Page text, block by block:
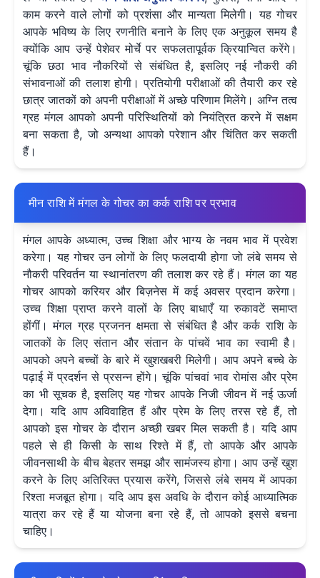
काम करने वाले लोगों को प्रशंसा और मान्यता मिलेगी। यह गोचर
आपके भविष्य के लिए रणनीति बनाने के लिए एक अनुकूल समय है
क्योंकि आप उन्हें पेशेवर मोर्चे पर सफलतापूर्वक क्रियान्वित करेंगे।
चूंकि छठा भाव नौकरियों से संबंधित है, इसलिए नई नौकरी की
संभावनाओं की तलाश होगी। प्रतियोगी परीक्षाओं की तैयारी कर रहे
छात्र जातकों को अपनी परीक्षाओं में अच्छे परिणाम मिलेंगे। अग्नि तत्व
ग्रह मंगल आपको अपनी परिस्थितियों को नियंत्रित करने में सक्षम
बना सकता है, जो अन्यथा आपको परेशान और चिंतित कर सकती
हैं।
मीन राशि में मंगल के गोचर का कर्क राशि पर प्रभाव
मंगल आपके अध्यात्म, उच्च शिक्षा और भाग्य के नवम भाव में प्रवेश
करेगा। यह गोचर उन लोगों के लिए फलदायी होगा जो लंबे समय से
नौकरी परिवर्तन या स्थानांतरण की तलाश कर रहे हैं। मंगल का यह
गोचर आपको करियर और बिज़नेस में कई अवसर प्रदान करेगा।
उच्च शिक्षा प्राप्त करने वालों के लिए बाधाएँ या रुकावटें समाप्त
होंगीं। मंगल ग्रह प्रजनन क्षमता से संबंधित है और कर्क राशि के
जातकों के लिए संतान और संतान के पांचवें भाव का स्वामी है।
आपको अपने बच्चों के बारे में खुशखबरी मिलेगी। आप अपने बच्चे के
पढ़ाई में प्रदर्शन से प्रसन्न होंगे। चूंकि पांचवां भाव रोमांस और प्रेम
का भी सूचक है, इसलिए यह गोचर आपके निजी जीवन में नई ऊर्जा
देगा। यदि आप अविवाहित हैं और प्रेम के लिए तरस रहे हैं, तो
आपको इस गोचर के दौरान अच्छी खबर मिल सकती है। यदि आप
पहले से ही किसी के साथ रिश्ते में हैं, तो आपके और आपके
जीवनसाथी के बीच बेहतर समझ और सामंजस्य होगा। आप उन्हें खुश
करने के लिए अतिरिक्त प्रयास करेंगे, जिससे लंबे समय में आपका
रिश्ता मजबूत होगा। यदि आप इस अवधि के दौरान कोई आध्यात्मिक
यात्रा कर रहे हैं या योजना बना रहे हैं, तो आपको इससे बचना
चाहिए।